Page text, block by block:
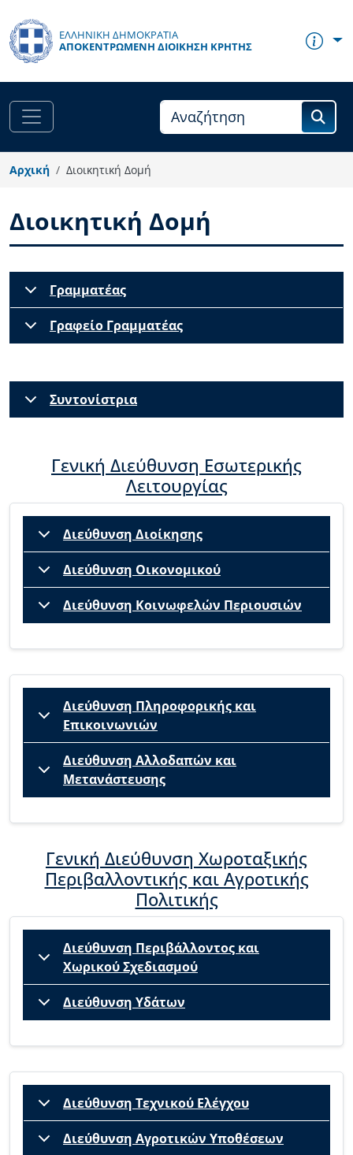
ΕΛΛΗΝΙΚΗ ΔΗΜΟΚΡΑΤΙΑ
ΑΠΟΚΕΝΤΡΩΜΈΝΗ ΔΙΟΊΚΗΣΗ ΚΡΉΤΗΣ
Αρχική Διοικητική Δομή
Διοικητική Δομή
Γραμματέας
Γραφείο Γραμματέας
Συντονίστρια
Γενική Διεύθυνση Εσωτερικής
Λειτουργίας
Διεύθυνση Διοίκησης
Διεύθυνση Οικονομικού
Διεύθυνση Κοινωφελών Περιουσιών
Διεύθυνση Πληροφορικής και
Επικοινωνιών
Διεύθυνση Αλλοδαπών και
Μετανάστευσης
Γενική Διεύθυνση Χωροταξικής
Περιβαλλοντικής και Αγροτικής
Πολιτικής
Διεύθυνση Περιβάλλοντος και
Χωρικού Σχεδιασμού
Διεύθυνση Υδάτων
Διεύθυνση Τεχνικού Ελέγχου
Διεύθυνση Αγροτικών Υποθέσεων